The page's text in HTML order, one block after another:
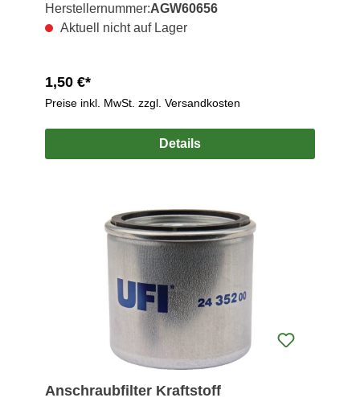
Herstellernummer:AGW60656
Aktuell nicht auf Lager
1,50 €*
Preise inkl. MwSt. zzgl. Versandkosten
Details
Anschraubfilter Kraftstoff